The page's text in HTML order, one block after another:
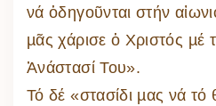
νά ὁδηγοῦνται στήν
µᾶς χάρισε ὁ Χριστός
Ἀνάστασί Του».
Τό δέ «στασίδι µας νά